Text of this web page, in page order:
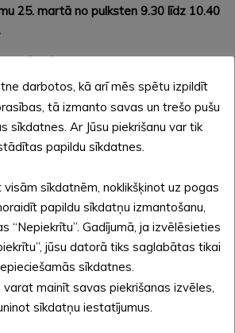
25. martā no pulksten 9.30 līdz 10.40
būs satiksmes
Ojāra Vācieša ielas līdz Rijukalna ielai
Pils ielas līdz Dārza ielai.
< >
darbotos, kā arī mēs spētu izpildīt
tā izmanto savas un trešo pušu
sīkdatnes. Ar Jūsu piekrišanu var tik
papildu sīkdatnes.
visām sīkdatnēm, noklikšķinot uz pogas
papildu sīkdatņu izmantošanu,
“Nepiekrītu”. Gadījumā, ja izvēlēsieties
jūsu datorā tiks saglabātas tikai
sīkdatnes.
varat mainīt savas piekrišanas izvēles,
sīkdatņu iestatījumus.